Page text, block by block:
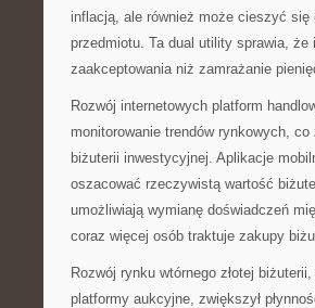
inflacją, ale również może cieszyć
przedmiotu. Ta dual utility sprawia,
zaakceptowania niż zamrażanie
Rozwój internetowych platform
monitorowanie trendów rynkowych,
biżuterii inwestycyjnej. Aplikacje
oszacować rzeczywistą wartość
umożliwiają wymianę doświadczeń
coraz więcej osób traktuje zakupy
Rozwój rynku wtórnego złotej
platformy aukcyjne, zwiększył